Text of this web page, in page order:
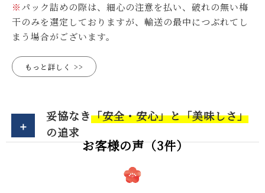
※パック詰めの際は、細心の注意を払い、破れの無い梅
干のみを選定しておりますが、輸送の最中につぶれてし
まう場合がございます。
もっと詳しく
妥協なき「安全・安心」と「美味しさ」
の追求
お客様の声（3件）